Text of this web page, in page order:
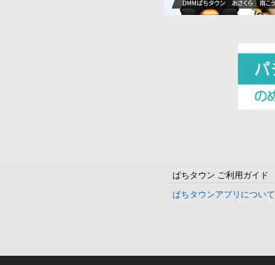
ぱちタウン ご利用ガイド
ぱちタウンアプリについて